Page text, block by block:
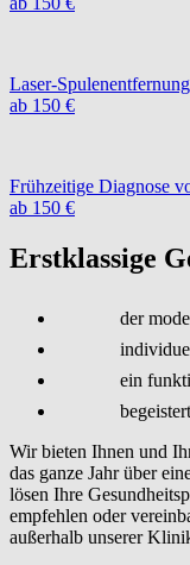
Laser-Spulenentfernung
ab 150 €
Frühzeitige Diagnose
ab 150 €
Erstklassige
der
ein
Wir bieten Ihnen und
das ganze Jahr über
lösen Ihre
empfehlen oder
außerhalb unserer